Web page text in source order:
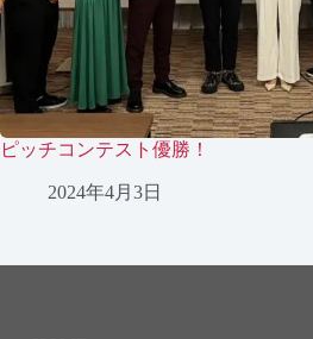
ピッチコンテスト優勝！
2024年4月3日